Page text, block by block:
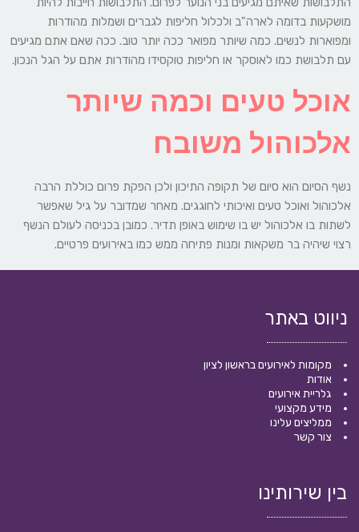
מושקעות בדומה לארה"ב ולכלול חליפות לגברים ושמלות מהודרות
ומפוארות לנשים. כמה שיותר מפואר ככה יותר טוב. ככה שאם אתם מגיעים
עם תלבושת כמו לאוסקר או חליפות טוקסידו מהודרות אתם על הגל הנכון.
אוכל טעים וכמה שיותר
אלכוהול משובח
נשף הסיום הוא סיום של תקופה התיכון ולכן הפקת פרום כוללת הרבה
אלכוהול ואוכל טעים ואיכותי לחוגגים. מאחר שמדובר על גיל שאפשר
לשתות בו אלכוהול יש בו שימוש באופן תדיר. כמובן בכניסה לעולם הנשף
רצוי שיהיה בר משקאות ומנות פתיחה ממש כמו באירועים פרטיים.
ניווט באתר
מקומות לאירועים בראשון לציון
אודות
גלריית אירועים
מידע מקצועי
ממליצים עלינו
צור קשר
בין שירותינו